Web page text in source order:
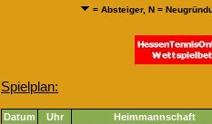
= Absteiger, N =
Spielplan:
Datum Uhr Heimmannschaft